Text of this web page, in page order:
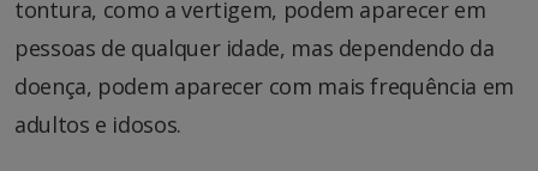
tontura, como a vertigem, podem aparecer em
pessoas de qualquer idade, mas dependendo da
doença, podem aparecer com mais frequência em
adultos e idosos.